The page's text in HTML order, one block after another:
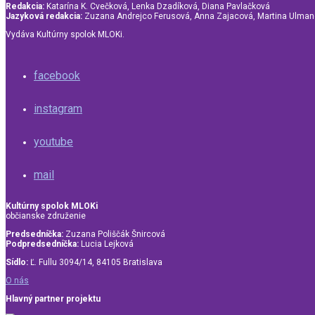
Redakcia: Katarína K. Cvečková, Lenka Dzadíková, Diana Pavlačková
Jazyková redakcia: Zuzana Andrejco Ferusová, Anna Zajacová, Martina
Vydáva Kultúrny spolok MLOKi.
facebook
instagram
youtube
mail
Kultúrny spolok MLOKi
občianske združenie
Predsedníčka: Zuzana Poliščák Šnircová
Podpredsedníčka: Lucia Lejková
Sídlo: Ľ. Fullu 3094/14, 84105 Bratislava
O nás
Hlavný partner projektu